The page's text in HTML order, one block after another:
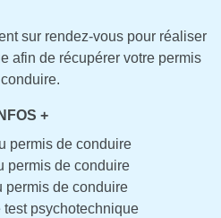
sur rendez-vous pour réaliser
afin de récupérer votre permis
INFOS +
permis de conduire
permis de conduire
permis de conduire
psychotechnique